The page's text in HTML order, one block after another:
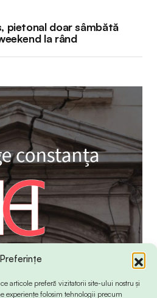
Preferințe
articole preferă vizitatorii site-ului nostru și
experiențe folosim tehnologii precum
pietonal doar sâmbătă
la rând